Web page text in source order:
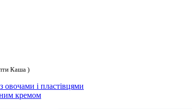
Каша )
овочами і пластівцями
кремом